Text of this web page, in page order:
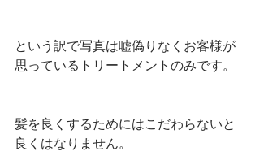
という訳で写真は嘘偽りなくお客様が
思っているトリートメントのみです。
髪を良くするためにはこだわらないと
良くはなりません。